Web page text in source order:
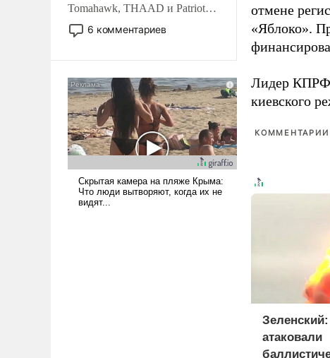
Tomahawk, THAAD и Patriot
США потребуется более трех
лет. Даже небольшая война с
Сложившаяся ситуация
означает многолетний период
уязвимости США, например,
перед Китаем.
6 комментариев
отмене
«Яблоко».
Лидер КПРФ
киевского
КОММЕНТАРИИ
атаковали